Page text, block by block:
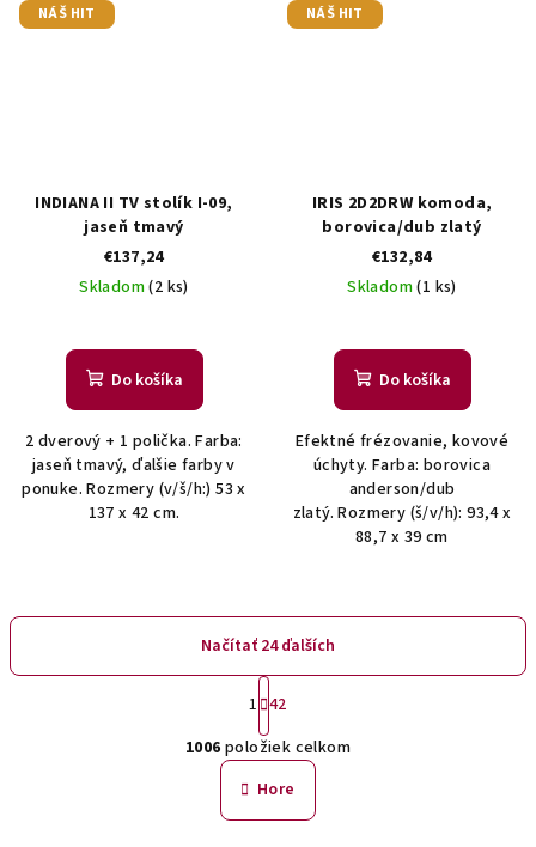
NÁŠ HIT
INDIANA II TV stolík I-09,
jaseň tmavý
€137,24
Skladom(2 ks)
Do košíka
2 dverový + 1 polička. Farba:
jaseň tmavý, ďalšie farby v
ponuke. Rozmery (v/š/h:) 53 x
137 x 42 cm.
NÁŠ HIT
IRIS 2D2DRW komoda,
borovica/dub zlatý
€132,84
Skladom(1 ks)
Do košíka
Efektné frézovanie, kovové
úchyty. Farba: borovica
anderson/dub
zlatý. Rozmery (š/v/h): 93,4 x
88,7 x 39 cm
O
v
l
á
Načítať 24 ďalších
S
t
r
á
n
k
o
1 42
1006 položiek celkom
Hore